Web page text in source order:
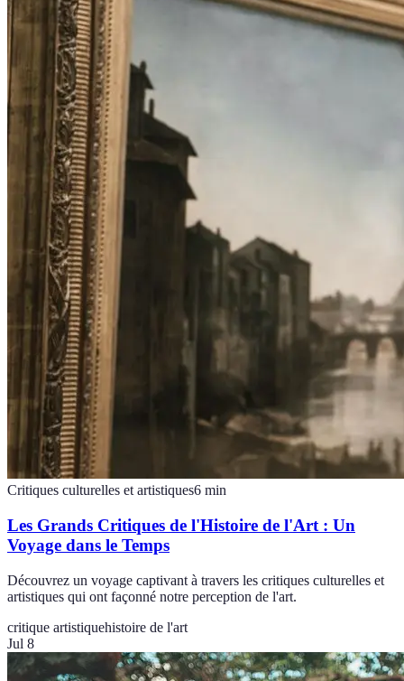
Critiques culturelles et artistiques6 min
Les Grands Critiques de l'Histoire de l'Art : Un
Voyage dans le Temps
Découvrez un voyage captivant à travers les critiques culturelles et
artistiques qui ont façonné notre perception de l'art.
critique artistiquehistoire de l'art
Jul 8